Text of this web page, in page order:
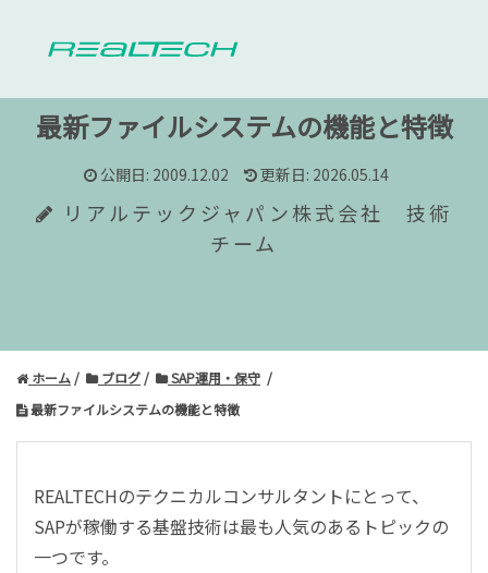
最新ファイルシステムの機能と特徴
公開日: 2009.12.02 更新日: 2026.05.14
リアルテックジャパン株式会社 技術
チーム
ホーム ブログ
SAP運用・保守
最新ファイルシステムの機能と特徴
REALTECHのテクニカルコンサルタントにとって、
SAPが稼働する基盤技術は最も人気のあるトピックの
一つです。